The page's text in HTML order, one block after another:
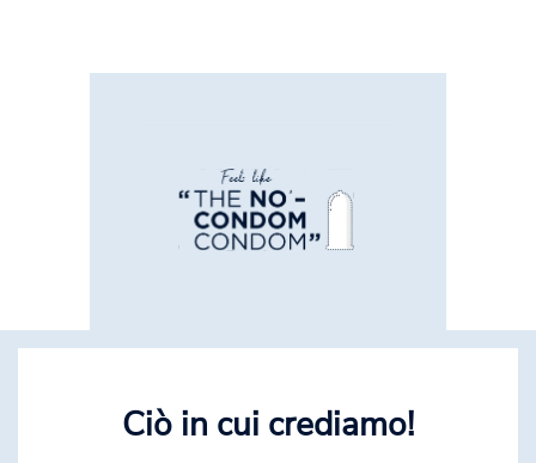
Ciò in cui crediamo!